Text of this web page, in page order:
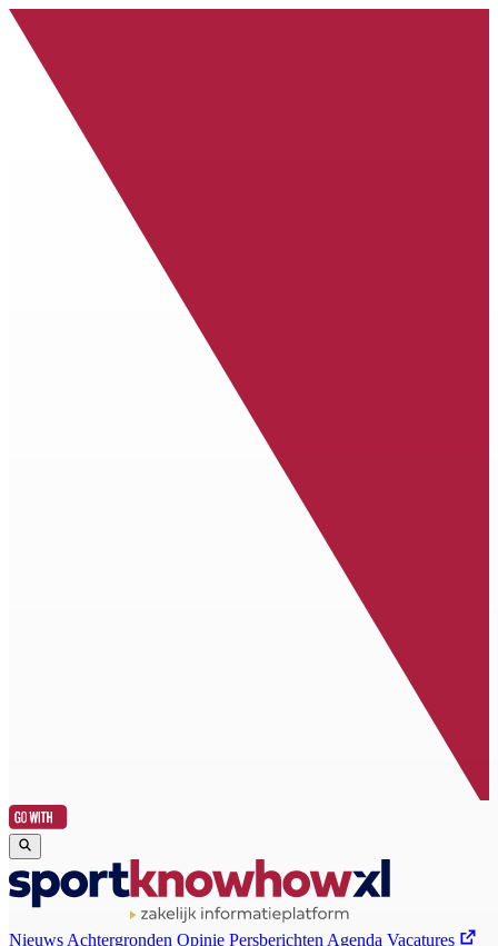
Nieuws Achtergronden Opinie Persberichten Agenda Vacatures